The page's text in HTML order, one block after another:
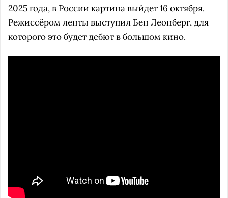
2025 года, в России картина выйдет 16 октября.
Режиссёром ленты выступил Бен Леонберг, для
которого это будет дебют в большом кино.